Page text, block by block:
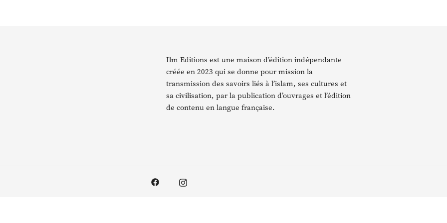
Ilm Editions est une maison d’édition indépendante
créée en 2023 qui se donne pour mission la
transmission des savoirs liés à l’islam, ses cultures et
sa civilisation, par la publication d’ouvrages et l’édition
de contenu en langue française.